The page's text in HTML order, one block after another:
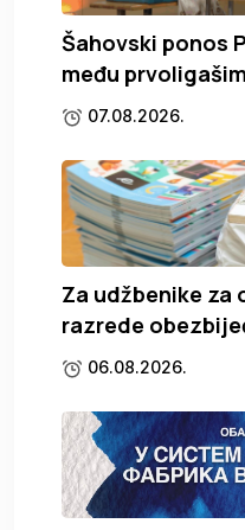
Šahovski ponos
među
07.08.2026.
Za udžbenike za
razrede
06.08.2026.